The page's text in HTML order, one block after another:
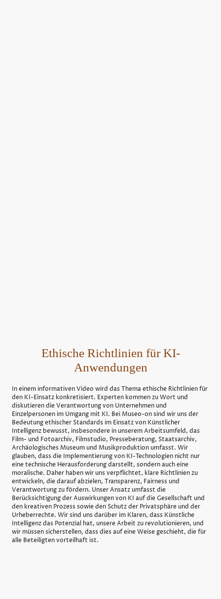
Ethische Richtlinien für KI-
Anwendungen
In einem informativen Video wird das Thema ethische Richtlinien für
den KI-Einsatz konkretisiert. Experten kommen zu Wort und
diskutieren die Verantwortung von Unternehmen und
Einzelpersonen im Umgang mit KI. Bei Museo-on sind wir uns der
Bedeutung ethischer Standards im Einsatz von Künstlicher
Intelligenz bewusst, insbesondere in unserem Arbeitsumfeld, das
Film- und Fotoarchiv, Filmstudio, Presseberatung, Staatsarchiv,
Archäologisches Museum und Musikproduktion umfasst. Wir
glauben, dass die Implementierung von KI-Technologien nicht nur
eine technische Herausforderung darstellt, sondern auch eine
moralische. Daher haben wir uns verpflichtet, klare Richtlinien zu
entwickeln, die darauf abzielen, Transparenz, Fairness und
Verantwortung zu fördern. Unser Ansatz umfasst die
Berücksichtigung der Auswirkungen von KI auf die Gesellschaft und
den kreativen Prozess sowie den Schutz der Privatsphäre und der
Urheberrechte. Wir sind uns darüber im Klaren, dass Künstliche
Intelligenz das Potenzial hat, unsere Arbeit zu revolutionieren, und
wir müssen sicherstellen, dass dies auf eine Weise geschieht, die für
alle Beteiligten vorteilhaft ist.